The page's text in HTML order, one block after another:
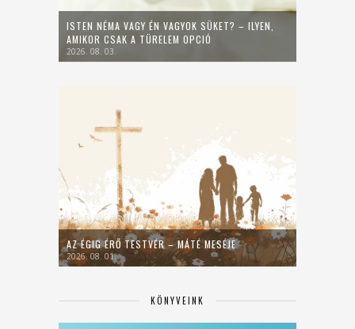
ISTEN NÉMA VAGY ÉN VAGYOK SÜKET? – ILYEN,
AMIKOR CSAK A TÜRELEM OPCIÓ
2026. 08. 03.
AZ ÉGIG ÉRŐ TESTVÉR – MÁTÉ MESÉJE
2026. 08. 01.
KÖNYVEINK